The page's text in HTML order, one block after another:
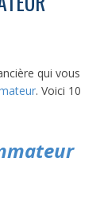
qui vous
. Voici 10